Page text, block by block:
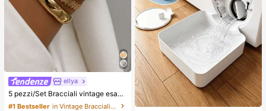
ellya
5 pezzi/Set Bracciali vintage esagerati di moda di lusso con design geometrico in metallo dorato, bracciali aperti regolabili, bracciali elastici con perline impilabili, adatti per l'uso quotidiano delle donne e come regali
#1 Bestseller in Vintage Bracciali da donna